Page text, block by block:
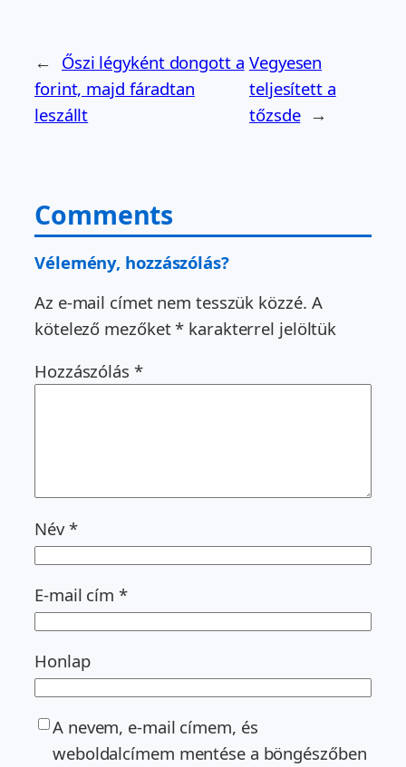
← Őszi légyként dongott a
forint, majd fáradtan
leszállt
Vegyesen
teljesített a
tőzsde →
Comments
Vélemény, hozzászólás?
Az e-mail címet nem tesszük közzé. A
kötelező mezőket* karakterrel jelöltük
Hozzászólás *
Név*
E-mail cím *
Honlap
A nevem, e-mail címem, és
weboldalcímem mentése a böngészőben